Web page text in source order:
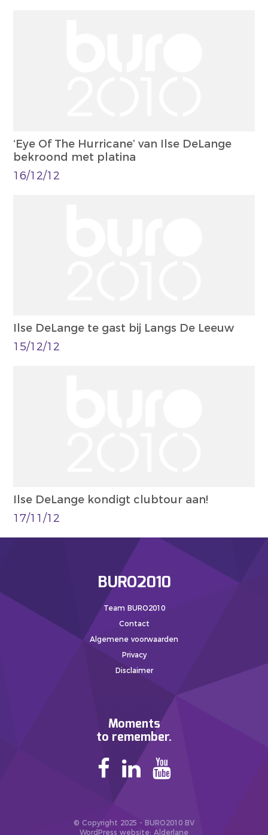
‘Eye Of The Hurricane’ van Ilse DeLange
bekroond met platina
16/12/12
Ilse DeLange te gast bij Langs De Leeuw
15/12/12
Ilse DeLange kondigt clubtour aan!
17/11/12
BURO2010
Team BURO2010
Contact
Algemene voorwaarden
Privacy
Disclaimer
Moments
to remember.
© Copyright 2025 - BURO2010 BV
WordPress website: Alderlane